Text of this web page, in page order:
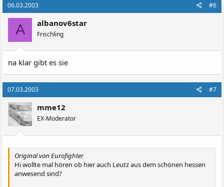
06.03.2003 #6
A albanov6star
Frischling
na klar gibt es sie
07.03.2003 #7
mme12
EX-Moderator
Original von Eurofighter
Hi wollte mal hören ob hier auch Leutz aus dem schönen hessen
anwesend sind?